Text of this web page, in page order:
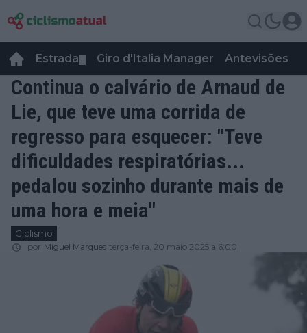
Estrada Giro d'Italia Manager Antevisões
Continua o calvário de Arnaud de
Lie, que teve uma corrida de
regresso para esquecer: "Teve
dificuldades respiratórias...
pedalou sozinho durante mais de
uma hora e meia"
Ciclismo
por Miguel Marques terça-feira, 20 maio 2025 a 6:00